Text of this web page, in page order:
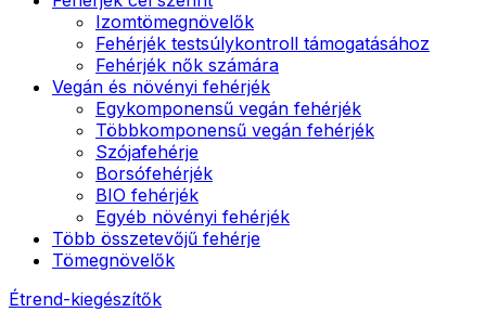
Izomtömegnövelők
Fehérjék testsúlykontroll támogatásához
Fehérjék nők számára
Vegán és növényi fehérjék
Egykomponensű vegán fehérjék
Többkomponensű vegán fehérjék
Szójafehérje
Borsófehérjék
BIO fehérjék
Egyéb növényi fehérjék
Több összetevőjű fehérje
Tömegnövelők
Étrend-kiegészítők